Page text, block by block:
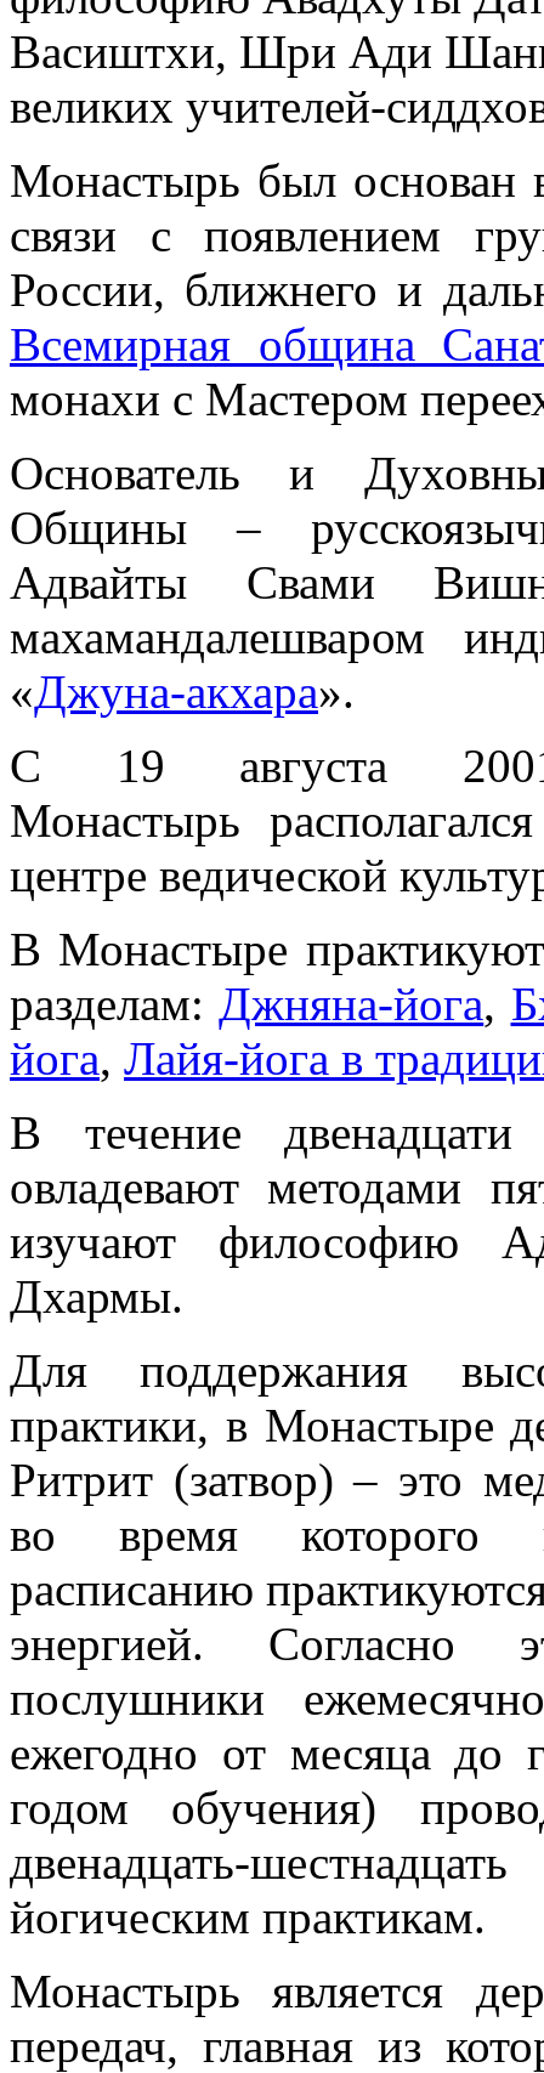
Васиштхи, Шри Ади
великих учителей-
Монастырь был
связи с появлением
России, ближнего и
Всемирная община
монахи с Мастером
Основатель и
Общины –
Адвайты Свами
махамандалешваром
«Джуна-акхара».
С 19 августа
Монастырь
центре ведической
В Монастыре
разделам:Джняна-йога,
йога, Лайя-йога в
В течение
овладевают методами
изучают философию
Дхармы.
Для поддержания
практики, в Монастыре
Ритрит (затвор) – это
во время которого
расписанию
энергией.
послушники
ежегодно от месяца до
годом обучения)
двенадцать-
йогическим практикам.
Монастырь является
передач, главная из